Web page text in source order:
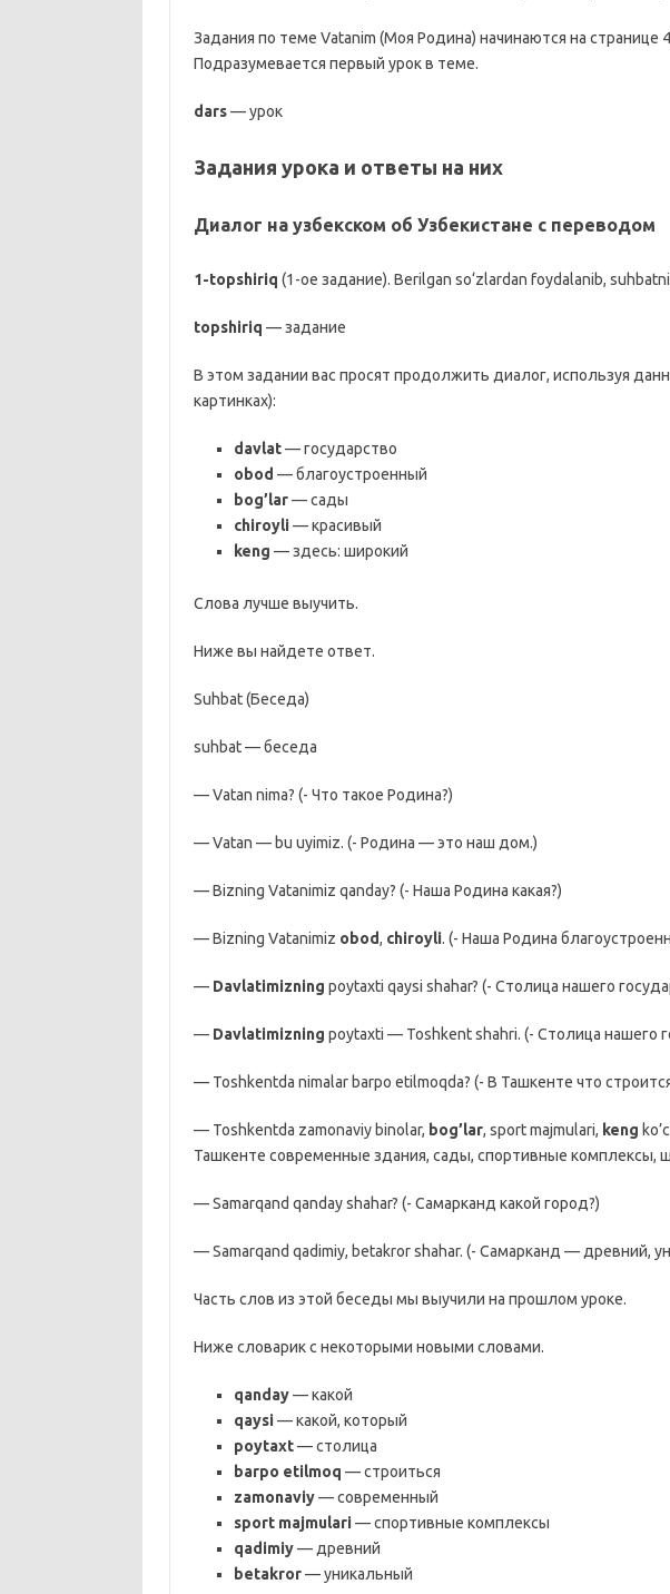
Задания по теме Vatanim (Моя Родина) начинаются на странице
Подразумевается первый урок в теме.
dars— урок
Задания урока и ответы на них
Диалог на узбекском об Узбекистане с переводом
1-topshiriq (1-ое задание). Berilgan so‘zlardan foydalanib,
topshiriq — задание
В этом задании вас просят продолжить диалог, используя
картинках):
davlat— государство
obod — благоустроенный
bog’lar— сады
chiroyli— красивый
keng — здесь: широкий
Слова лучше выучить.
Ниже вы найдете ответ.
Suhbat (Беседа)
suhbat — беседа
— Vatan nima? (- Что такое Родина?)
— Vatan — bu uyimiz. (- Родина — это наш дом.)
— Bizning Vatanimiz qanday? (- Наша Родина какая?)
— Bizning Vatanimiz obod, chiroyli. (- Наша Родина
— Davlatimizning poytaxti qaysi shahar? (- Столица нашего
— Davlatimizning poytaxti — Toshkent shahri. (- Столица нашего
— Toshkentda nimalar barpo etilmoqda? (- В Ташкенте что
— Toshkentda zamonaviy binolar, bog’lar, sport majmulari, keng
Ташкенте современные здания, сады, спортивные комплексы,
— Samarqand qanday shahar? (- Самарканд какой город?)
— Samarqand qadimiy, betakror shahar. (- Самарканд — древний,
Часть слов из этой беседы мы выучили на прошлом уроке.
Ниже словарик с некоторыми новыми словами.
qanday— какой
qaysi— какой, который
poytaxt— столица
barpo etilmoq — строиться
zamonaviy— современный
sport majmulari— спортивные комплексы
qadimiy— древний
betakror— уникальный